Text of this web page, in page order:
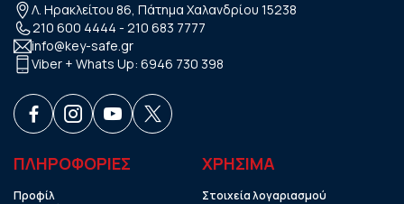
Λ. Ηρακλείτου 86, Πάτημα Χαλανδρίου 15238
210 600 4444 - 210 683 7777
info@key-safe.gr
Viber + Whats Up: 6946 730 398
ΠΛΗΡΟΦΟΡΙΕΣ
Προφίλ
ΧΡHΣΙΜΑ
Στοιχεία λογαριασμού